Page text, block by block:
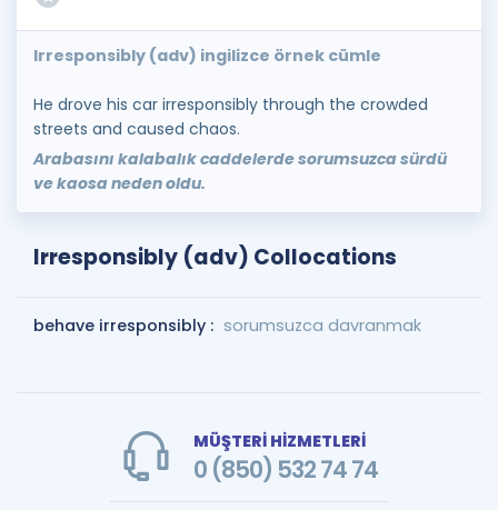
Irresponsibly (adv) ingilizce örnek cümle
He drove his car irresponsibly through the crowded
streets and caused chaos.
Arabasını kalabalık caddelerde sorumsuzca sürdü
ve kaosa neden oldu.
Irresponsibly (adv) Collocations
behave irresponsibly : sorumsuzca davranmak
MÜŞTERİ HİZMETLERİ
0 (850) 532 74 74